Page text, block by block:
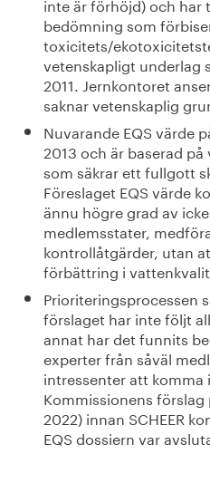
bedömning som
toxicitets/
vetenskapligt underlag
2011. Jernkontoret
saknar vetenskaplig
Nuvarande EQS värde
2013 och är baserad
som säkrar ett fullgott
Föreslaget EQS värde
ännu högre grad av
medlemsstater,
kontrollåtgärder, utan
förbättring i
Prioriteringsprocessen
förslaget har inte följt
annat har det funnits
experter från såväl
intressenter att
Kommissionens
2022) innan SCHEER
EQS dossiern var